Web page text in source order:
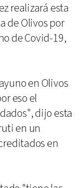
realizará esta
de Olivos por
de Covid-19,
en Olivos
eso el
dijo esta
en un
en